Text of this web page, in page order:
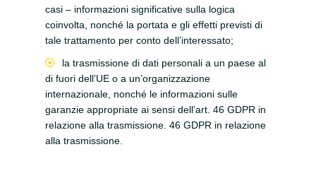
casi – informazioni significative sulla logica
coinvolta, nonché la portata e gli effetti previsti di
tale trattamento per conto dell’interessato;
la trasmissione di dati personali a un paese al
di fuori dell’UE o a un’organizzazione
internazionale, nonché le informazioni sulle
garanzie appropriate ai sensi dell’art. 46 GDPR in
relazione alla trasmissione. 46 GDPR in relazione
alla trasmissione.